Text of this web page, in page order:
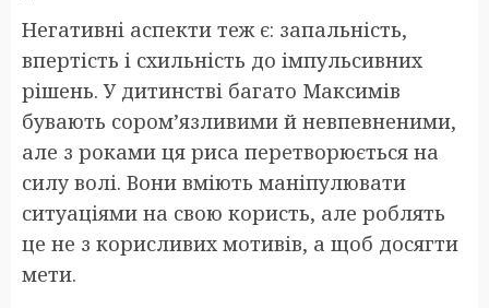
Негативні аспекти теж є: запальність,
впертість і схильність до імпульсивних
рішень. У дитинстві багато Максимів
бувають сором’язливими й невпевненими,
але з роками ця риса перетворюється на
силу волі. Вони вміють маніпулювати
ситуаціями на свою користь, але роблять
це не з корисливих мотивів, а щоб досягти
мети.